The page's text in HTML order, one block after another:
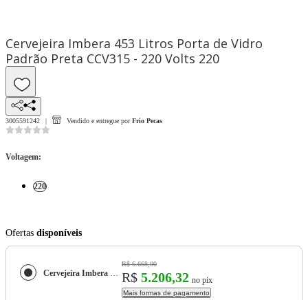
Cervejeira Imbera 453 Litros Porta de Vidro
Padrão Preta CCV315 - 220 Volts 220
3005591242 Vendido e entregue por Frio Pecas
Voltagem:
220
Ofertas disponíveis
Cervejeira Imbera 453 Litros Porta de Vidro Padrão Preta CCV315 - 220 Volts
R$ 6.668,00
R$ 5.206,32 no pix
Mais formas de pagamento